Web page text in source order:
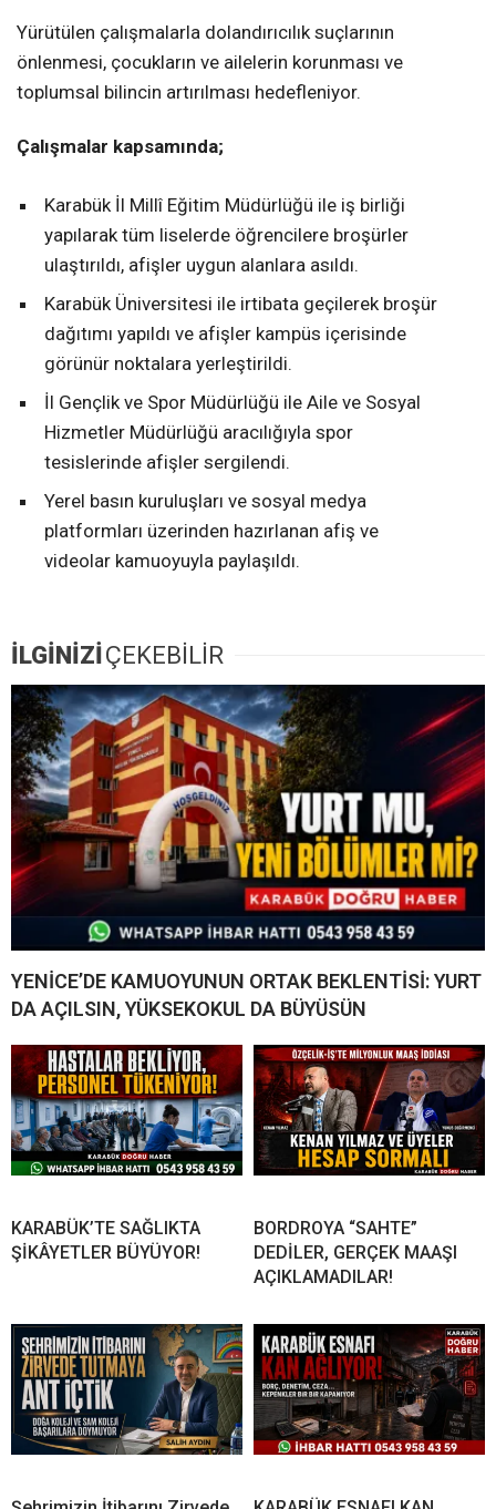
Yürütülen çalışmalarla dolandırıcılık suçlarının
önlenmesi, çocukların ve ailelerin korunması ve
toplumsal bilincin artırılması hedefleniyor.
Çalışmalar kapsamında;
Karabük İl Millî Eğitim Müdürlüğü ile iş birliği
yapılarak tüm liselerde öğrencilere broşürler
ulaştırıldı, afişler uygun alanlara asıldı.
Karabük Üniversitesi ile irtibata geçilerek broşür
dağıtımı yapıldı ve afişler kampüs içerisinde
görünür noktalara yerleştirildi.
İl Gençlik ve Spor Müdürlüğü ile Aile ve Sosyal
Hizmetler Müdürlüğü aracılığıyla spor
tesislerinde afişler sergilendi.
Yerel basın kuruluşları ve sosyal medya
platformları üzerinden hazırlanan afiş ve
videolar kamuoyuyla paylaşıldı.
İLGİNİZİÇEKEBİLİR
YENİCE’DE KAMUOYUNUN ORTAK BEKLENTİSİ: YURT
DA AÇILSIN, YÜKSEKOKUL DA BÜYÜSÜN
KARABÜK’TE SAĞLIKTA
ŞİKÂYETLER BÜYÜYOR!
BORDROYA “SAHTE”
DEDİLER, GERÇEK MAAŞI
AÇIKLAMADILAR!